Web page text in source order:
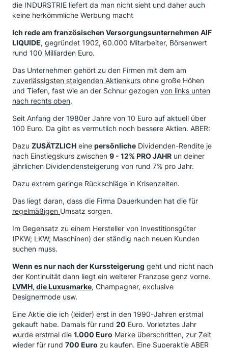
die INDURSTRIE liefert da man nicht sieht und daher auch
keine herkömmliche Werbung macht
Ich rede am französischen Versorgungsunternehmen AIF
LIQUIDE, gegründet 1902, 60.000 Mitarbeiter, Börsenwert
rund 100 Milliarden Euro.
Das Unternehmen gehört zu den Firmen mit dem am
zuverlässigsten steigenden Aktienkurs ohne große Höhen
und Tiefen, fast wie an der Schnur gezogen von links unten
nach rechts oben.
Seit Anfang der 1980er Jahre von 10 Euro auf aktuell über
100 Euro. Da gibt es vermutlich noch bessere Aktien. ABER:
Dazu ZUSÄTZLICH eine persönliche Dividenden-Rendite je
nach Einstiegskurs zwischen 9 - 12% PRO JAHR un deiner
jährlichen Dividendensteigerung von rund 7% pro Jahr.
Dazu extrem geringe Rückschläge in Krisenzeiten.
Das liegt daran, dass die Firma Dauerkunden hat die für
regelmäßigen Umsatz sorgen.
Im Gegensatz zu einem Hersteller von Investitionsgüter
(PKW; LKW; Maschinen) der ständig nach neuen Kunden
suchen muss.
Wenn es nur nach der Kurssteigerung geht und nicht nach
der Kontinuität dann liegt ein weiterer Franzose genz vorne.
LVMH, die Luxusmarke, Champagner, exclusive
Designermode usw.
Eine Aktie die ich (leider) erst in den 1990-Jahren erstmal
gekauft habe. Damals für rund 20 Euro. Vorletztes Jahr
wurde erstmal die 1.000 Euro Marke überschritten, zur Zeit
wieder für rund 700 Euro zu kaufen. Eine Superaktie ABER